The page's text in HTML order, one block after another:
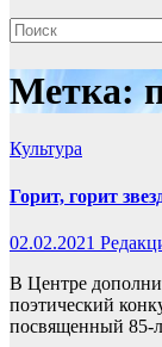
Метка:
Культура
Горит, горит
02.02.2021
В Центре
поэтический
посвященный 85-